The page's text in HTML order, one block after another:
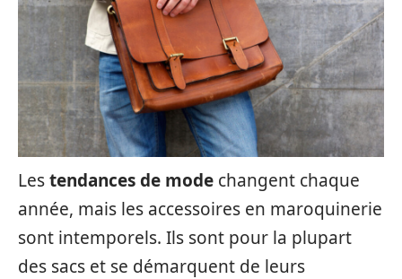
Lestendances de mode changent chaque
année, mais les accessoires en maroquinerie
sont intemporels. Ils sont pour la plupart
des sacs et se démarquent de leurs